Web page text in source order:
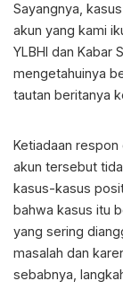
Sayangnya,
akun yang kami
YLBHI dan Kabar
mengetahuinya
tautan beritanya
Ketiadaan
akun tersebut
kasus-kasus
bahwa kasus itu
yang sering
masalah dan
sebabnya,